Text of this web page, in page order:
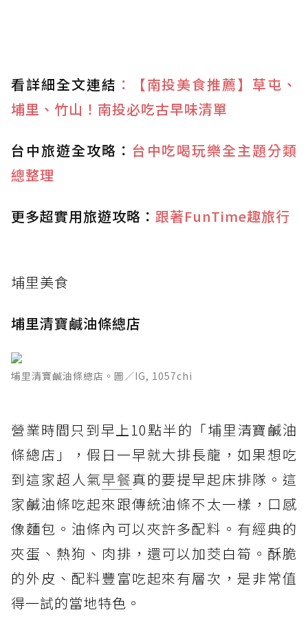
看詳細全文連結 ：【南投美食推薦】草屯、
埔里、竹山！南投必吃古早味清單
台中旅遊全攻略： 台中吃喝玩樂全主題分類
總整理
更多超實用旅遊攻略： 跟著FunTime趣旅行
埔里美食
埔里清寶鹹油條總店
埔里清寶鹹油條總店。圖／IG, 1057chi
營業時間只到早上10點半的「埔里清寶鹹油
條總店」，假日一早就大排長龍，如果想吃
到這家超人氣早餐真的要提早起床排隊。這
家鹹油條吃起來跟傳統油條不太一樣，口感
像麵包。油條內可以夾許多配料。有經典的
夾蛋、熱狗、肉排，還可以加茭白筍。酥脆
的外皮、配料豐富吃起來有層次，是非常值
得一試的當地特色。